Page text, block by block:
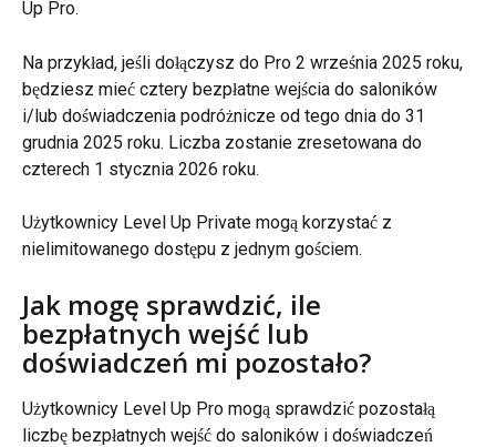
Up Pro.
Na przykład, jeśli dołączysz do Pro 2 września 2025 roku,
będziesz mieć cztery bezpłatne wejścia do saloników
i/lub doświadczenia podróżnicze od tego dnia do 31
grudnia 2025 roku. Liczba zostanie zresetowana do
czterech 1 stycznia 2026 roku.
Użytkownicy Level Up Private mogą korzystać z
nielimitowanego dostępu z jednym gościem.
Jak mogę sprawdzić, ile
bezpłatnych wejść lub
doświadczeń mi pozostało?
Użytkownicy Level Up Pro mogą sprawdzić pozostałą
liczbę bezpłatnych wejść do saloników i doświadczeń